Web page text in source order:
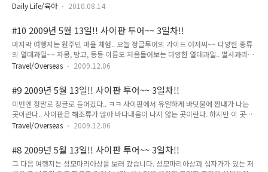
Daily Life/육아
2010.08.14
#10 2009년 5월 13일!! 사이판 투어~~ 3일차!!
마지막 여행지는 원주민 마을 체험.. 오늘 정글투어의 가이드 아저씨~~ 다양한 종류
의 열대과일~~ 자몽, 망고, 등등 이름도 처음들어보는 다양한 열대과일.. 별사과라고
별모양 사과는 모양은 딱 별 모양인데 맛은 영~~ 정글투어를 다녀와서 마지막으로
던.. 도착하던날 새벽까지 하면 4일 밤을 지새운.. ^^; 여긴 우리가 묵었던.. “아쿠아
리조트클럽” 모든 여행일정은 마무리 되었고.. 저녁 일정은 남았고.. 뭘할까하다가 가
라판의 쇼필센터로 가는 셔틀버스가 리조트 앞에 정차를 하기에 그냥 무작정 버스에
올라 쇼핑센터로 Go~ Go~ ㅋㅋ 너무 즉흥적인가.. 이건 쇼핑센터에서 구경하다가
리조트로 돌아가는 길에 사먹은 코~..
Travel/Overseas 2009.12.06
#9 2009년 5월 13일!! 사이판 투어~~ 3일차!!
이번엔 정말로 정글로 들어갔다.. ㅋㅋ 사이판에서 유일하게 바닷물에 짠내가 나는
곳이란다.. 사이판은 해조류가 많아 바다내음이 나지 않는 곳이란다. 하지만 이 곳만
은 바다의 짠내가 나는 곳이라고.. 여기서 질문.. 저 위에 있는 하얀 곳이 무엇일까요?
얼굴.. 그 외에도 이 곳에는 다양한 얼굴을 한 돌들이 많이 있다. 이 돌은 마치 초가집
처럼 생겼다. ㅋㅋ 짓궂은 가이드땜에 야릇한 포즈도 한 컷!! #9 @fin.
Travel/Overseas 2009.12.06
#8 2009년 5월 13일!! 사이판 투어~~ 3일차!!
그 다음 여행지는 성모마리아상을 보러 갔습니다. 성모마리아상과 십자가가 있는 저